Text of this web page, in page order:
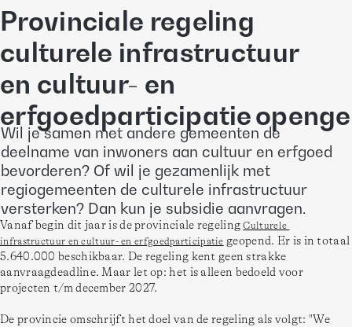
Provinciale regeling
culturele infrastructuur
en cultuur- en
erfgoedparticipatie
Wil je samen met andere gemeenten de
deelname van inwoners aan cultuur en erfgoed
bevorderen? Of wil je gezamenlijk met
regiogemeenten de culturele infrastructuur
versterken? Dan kun je subsidie aanvragen.
Vanaf begin dit jaar is de provinciale regeling Culturele
infrastructuur en cultuur- en erfgoedparticipatie geopend. Er is in totaal
5.640.000 beschikbaar. De regeling kent geen strakke
aanvraagdeadline. Maar let op: het is alleen bedoeld voor
projecten t/m december 2027.
De provincie omschrijft het doel van de regeling als volgt: "We